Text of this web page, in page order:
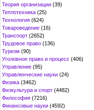
Теория организации (39)
Теплотехника (25)
Технология (624)
Товароведение (16)
Транспорт (2652)
Трудовое право (136)
Туризм (90)
Уголовное право и процесс (406)
Управление (95)
Управленческие науки (24)
Физика (3462)
Физкультура и спорт (4482)
Философия (7216)
Финансовые науки (4592)